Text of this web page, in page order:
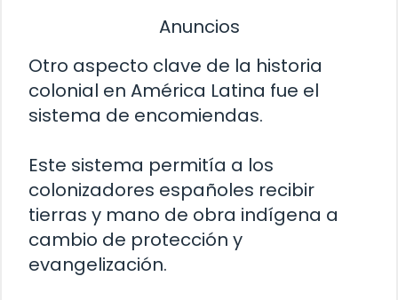
Anuncios
Otro aspecto clave de la historia
colonial en América Latina fue el
sistema de encomiendas.
Este sistema permitía a los
colonizadores españoles recibir
tierras y mano de obra indígena a
cambio de protección y
evangelización.